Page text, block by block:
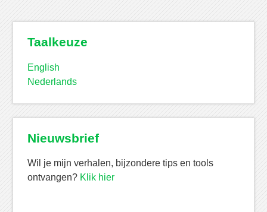
Taalkeuze
English
Nederlands
Nieuwsbrief
Wil je mijn verhalen, bijzondere tips en tools
ontvangen? Klik hier